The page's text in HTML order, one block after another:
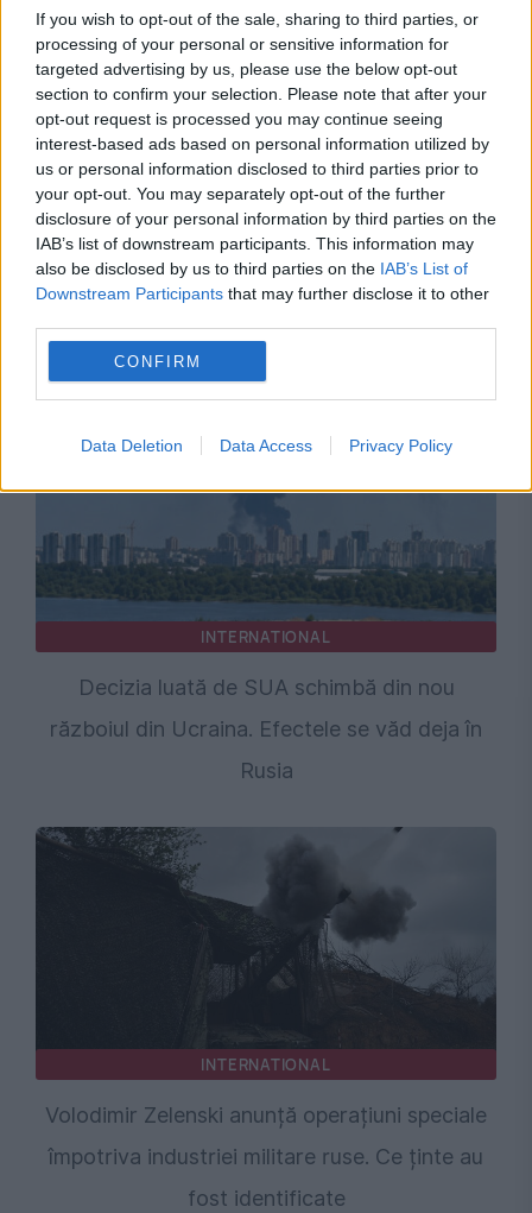
If you wish to opt-out of the sale, sharing to third parties, or
processing of your personal or sensitive information for
targeted advertising by us, please use the below opt-out
section to confirm your selection. Please note that after your
opt-out request is processed you may continue seeing
interest-based ads based on personal information utilized by
us or personal information disclosed to third parties prior to
your opt-out. You may separately opt-out of the further
disclosure of your personal information by third parties on the
IAB’s list of downstream participants. This information may
also be disclosed by us to third parties on the IAB’s List of
Downstream Participants that may further disclose it to other
CONFIRM
Data Deletion Data Access Privacy Policy
Recomandările noastre
INTERNATIONAL
Decizia luată de SUA schimbă din nou
războiul din Ucraina. Efectele se văd deja în
Rusia
INTERNATIONAL
Volodimir Zelenski anunță operațiuni speciale
împotriva industriei militare ruse. Ce ținte au
fost identificate